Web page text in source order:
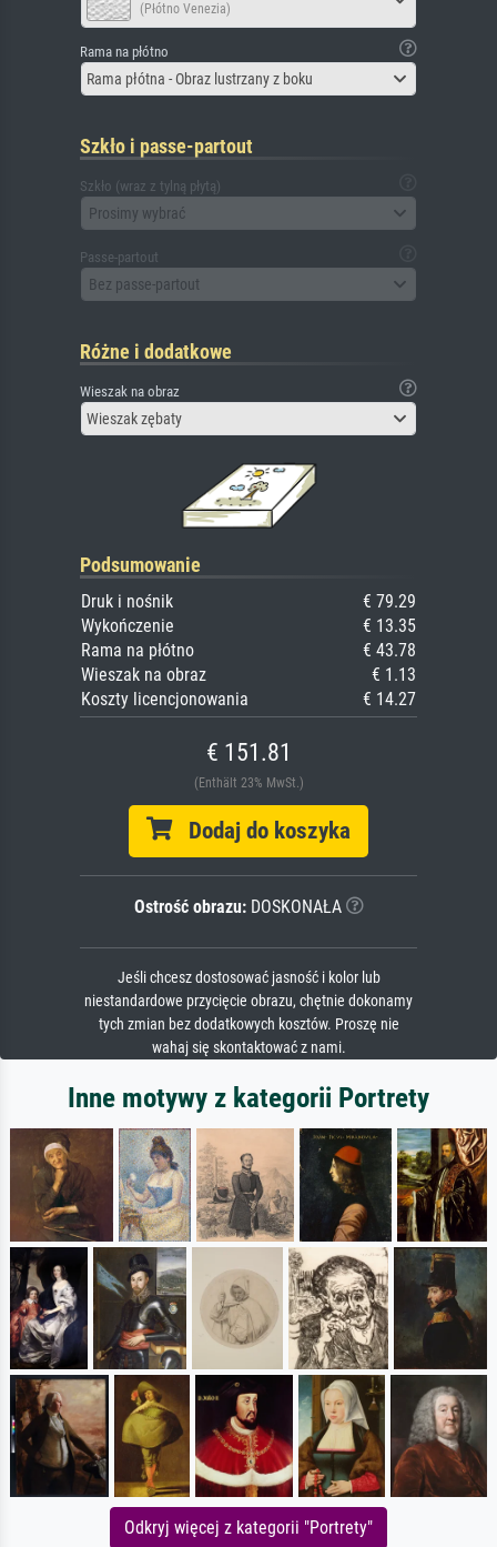
(Płótno Venezia)
Rama na płótno
Rama płótna - Obraz lustrzany z boku
Szkło i passe-partout
Szkło (wraz z tylną płytą)
Prosimy wybrać
Passe-partout
Bez passe-partout
Różne i dodatkowe
Wieszak na obraz
Wieszak zębaty
Podsumowanie
Druk i nośnik
€ 79.29
Wykończenie
€ 13.35
Rama na płótno
€ 43.78
Wieszak na obraz
€ 1.13
Koszty licencjonowania
€ 14.27
€ 151.81
(Enthält 23% MwSt.)
Dodaj do koszyka
Ostrość obrazu:DOSKONAŁA
Jeśli chcesz dostosować jasność i kolor lub
niestandardowe przycięcie obrazu, chętnie dokonamy
tych zmian bez dodatkowych kosztów. Proszę nie
wahaj się skontaktować z nami.
Inne motywy z kategorii Portrety
Odkryj więcej z kategorii "Portrety"